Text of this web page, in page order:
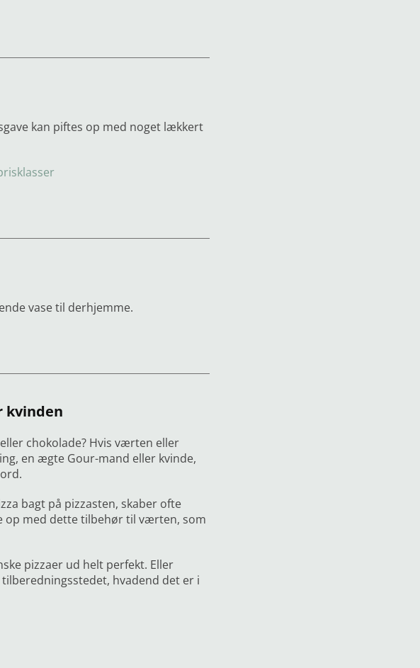
kan piftes op med noget lækkert
vase til derhjemme.
kvinden
chokolade? Hvis værten eller
en ægte Gour-mand eller kvinde,
bagt på pizzasten, skaber ofte
op med dette tilbehør til værten, som
pizzaer ud helt perfekt. Eller
hvadend det er i